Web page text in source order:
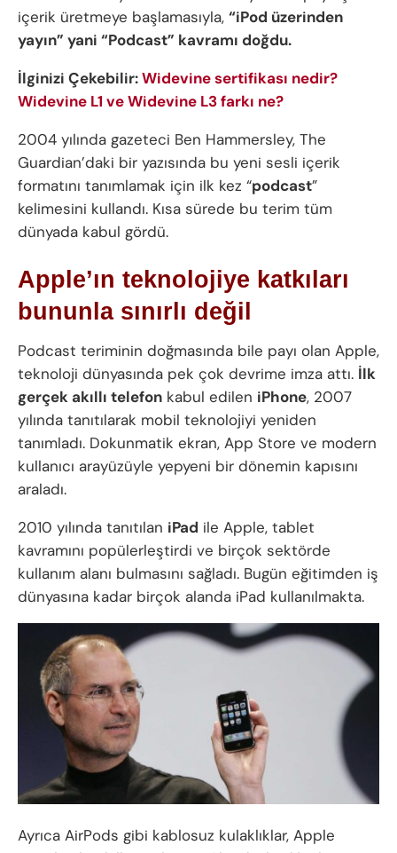
içerik üretmeye başlamasıyla, “iPod üzerinden
yayın” yani “Podcast” kavramı doğdu.
İlginizi Çekebilir:Widevine sertifikası nedir?
Widevine L1 ve Widevine L3 farkı ne?
2004 yılında gazeteci Ben Hammersley, The
Guardian’daki bir yazısında bu yeni sesli içerik
formatını tanımlamak için ilk kez “podcast”
kelimesini kullandı. Kısa sürede bu terim tüm
dünyada kabul gördü.
Apple’ın teknolojiye katkıları
bununla sınırlı değil
Podcast teriminin doğmasında bile payı olan Apple,
teknoloji dünyasında pek çok devrime imza attı. İlk
gerçek akıllı telefon kabul edilen iPhone, 2007
yılında tanıtılarak mobil teknolojiyi yeniden
tanımladı. Dokunmatik ekran, App Store ve modern
kullanıcı arayüzüyle yepyeni bir dönemin kapısını
araladı.
2010 yılında tanıtılan iPad ile Apple, tablet
kavramını popülerleştirdi ve birçok sektörde
kullanım alanı bulmasını sağladı. Bugün eğitimden iş
dünyasına kadar birçok alanda iPad kullanılmakta.
Ayrıca AirPods gibi kablosuz kulaklıklar, Apple